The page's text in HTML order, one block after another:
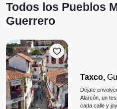
Todos los Pueblos
Guerrero
favorite
Taxco,
Déjate
Alarcón, un
cada calle y